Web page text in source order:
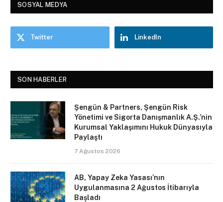
SOSYAL MEDYA
Twitter LinkedIn
SON HABERLER
Şengün & Partners, Şengün Risk
Yönetimi ve Sigorta Danışmanlık A.Ş.’nin
Kurumsal Yaklaşımını Hukuk Dünyasıyla
Paylaştı
7 Ağustos 2026
AB, Yapay Zeka Yasası’nın
Uygulanmasına 2 Ağustos İtibarıyla
Başladı